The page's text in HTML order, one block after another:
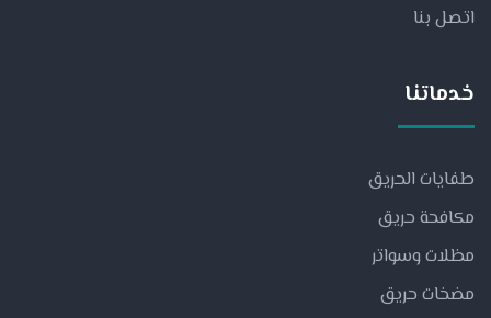
اتصل بنا
خدماتنا
طفايات الحريق
مكافحة حريق
مظلات وسواتر
مضخات حريق